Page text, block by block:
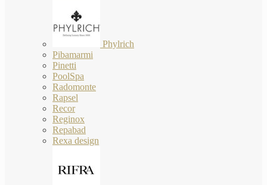
Phylrich
Pibamarmi
Pinetti
PoolSpa
Radomonte
Rapsel
Recor
Reginox
Repabad
Rexa design